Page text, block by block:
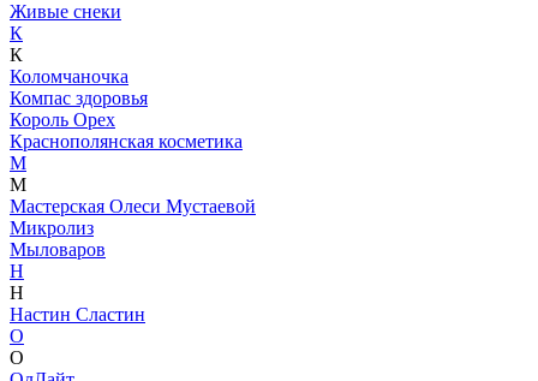
Живые снеки
К
К
Коломчаночка
Компас здоровья
Король Орех
Краснополянская косметика
М
М
Мастерская Олеси Мустаевой
Микролиз
Мыловаров
Н
Н
Настин Сластин
О
О